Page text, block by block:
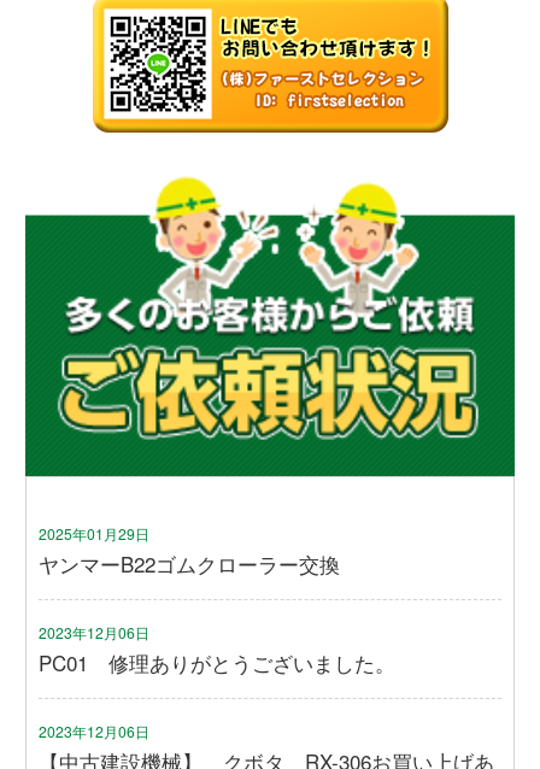
2025年01月29日
ヤンマーB22ゴムクローラー交換
2023年12月06日
PC01 修理ありがとうございました。
2023年12月06日
【中古建設機械】 クボタ RX-306お買い上げあ